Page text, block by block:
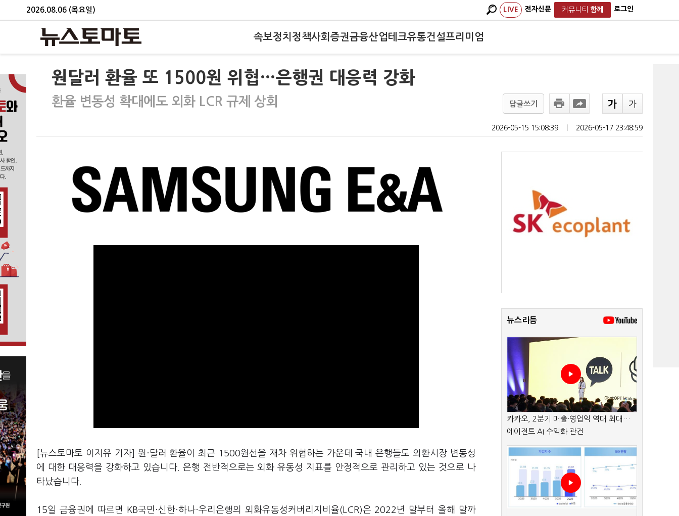
2026.08.06 (목요일) LIVE 전자신문 커뮤니티 함께 로그인
속보정치 정책사회 증권금융산업테크유통건설프리미엄
원달러 환율 또 1500원 위협…은행권 대응력 강화
환율 변동성 확대에도 외화 LCR 규제 상회 답글쓰기
2026-05-15 15:08:39 2026-05-17 23:48:59
[뉴스토마토 이지유 기자] 원·달러 환율이 최근 1500원선을 재차 위협하는 가운데 국내 은행들도 외환시장 변동성
에 대한 대응력을 강화하고 있습니다. 은행 전반적으로는 외화 유동성 지표를 안정적으로 관리하고 있는 것으로 나
타났습니다.
15일 금융권에 따르면 KB국민·신한·하나·우리은행의 외화유동성커버리지비율(LCR)은 2022년 말부터 올해 말까
뉴스리듬
카카오, 2분기 매출·영업익 역대 최대…
에이전트 AI 수익화 관건